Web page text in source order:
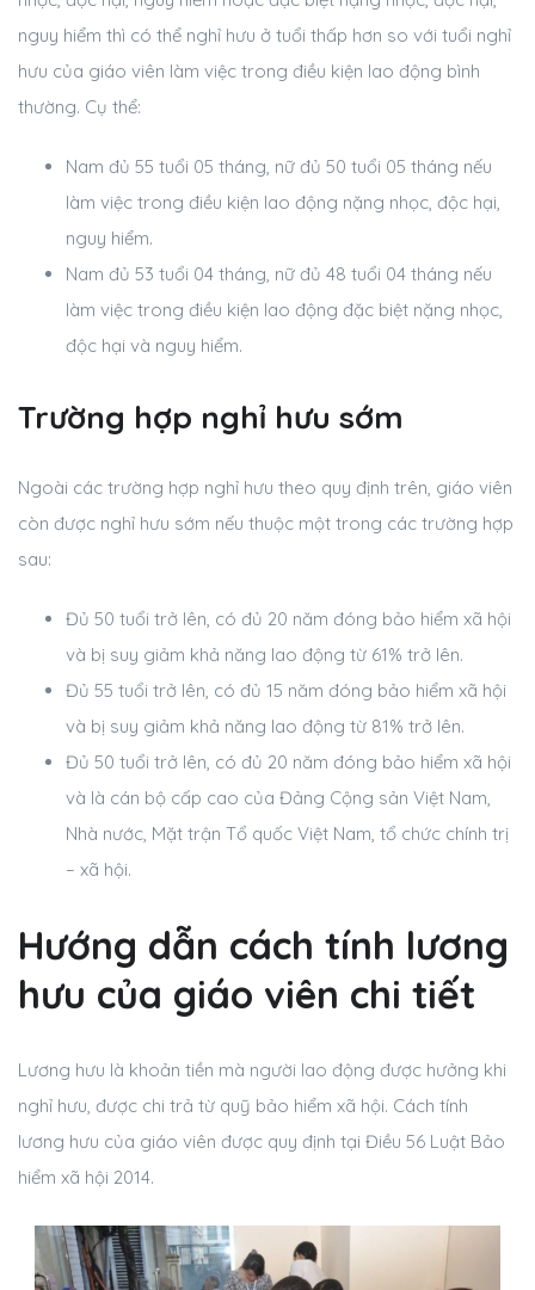
nguy hiểm thì có thể nghỉ hưu ở tuổi thấp hơn so với tuổi nghỉ
hưu của giáo viên làm việc trong điều kiện lao động bình
thường. Cụ thể:
Nam đủ 55 tuổi 05 tháng, nữ đủ 50 tuổi 05 tháng nếu
làm việc trong điều kiện lao động nặng nhọc, độc hại,
nguy hiểm.
Nam đủ 53 tuổi 04 tháng, nữ đủ 48 tuổi 04 tháng nếu
làm việc trong điều kiện lao động đặc biệt nặng nhọc,
độc hại và nguy hiểm.
Trường hợp nghỉ hưu sớm
Ngoài các trường hợp nghỉ hưu theo quy định trên, giáo viên
còn được nghỉ hưu sớm nếu thuộc một trong các trường hợp
sau:
Đủ 50 tuổi trở lên, có đủ 20 năm đóng bảo hiểm xã hội
và bị suy giảm khả năng lao động từ 61% trở lên.
Đủ 55 tuổi trở lên, có đủ 15 năm đóng bảo hiểm xã hội
và bị suy giảm khả năng lao động từ 81% trở lên.
Đủ 50 tuổi trở lên, có đủ 20 năm đóng bảo hiểm xã hội
và là cán bộ cấp cao của Đảng Cộng sản Việt Nam,
Nhà nước, Mặt trận Tổ quốc Việt Nam, tổ chức chính trị
– xã hội.
Hướng dẫn cách tính lương
hưu của giáo viên chi tiết
Lương hưu là khoản tiền mà người lao động được hưởng khi
nghỉ hưu, được chi trả từ quỹ bảo hiểm xã hội. Cách tính
lương hưu của giáo viên được quy định tại Điều 56 Luật Bảo
hiểm xã hội 2014.